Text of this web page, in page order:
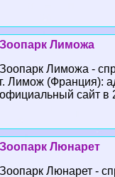
Зоопарк Лиможа
Зоопарк Лиможа -
г. Лимож (Франция):
официальный сайт в
Зоопарк Люнарет
Зоопарк Люнарет -